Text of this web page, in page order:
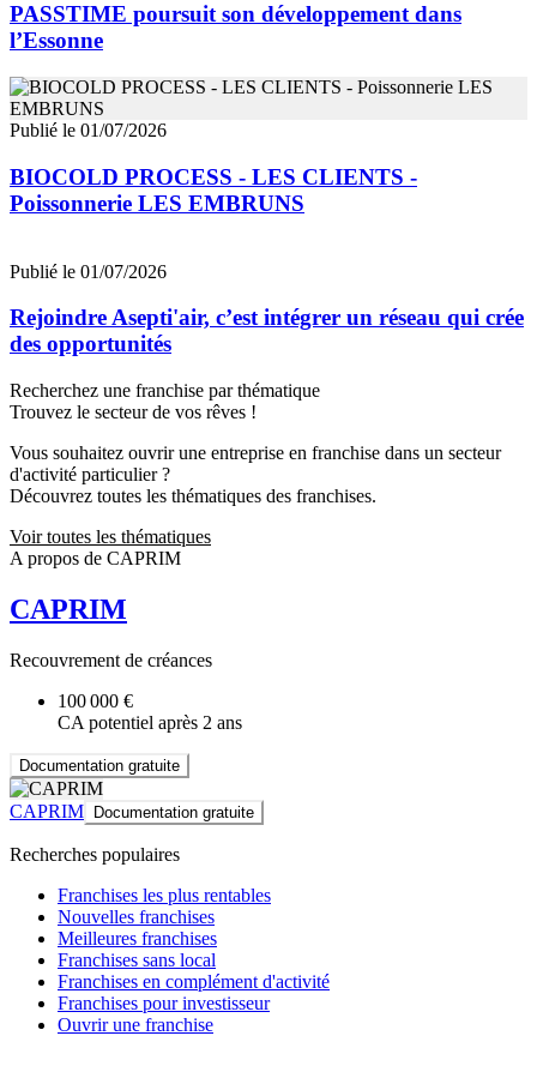
PASSTIME poursuit son développement dans
l’Essonne
Publié le 01/07/2026
BIOCOLD PROCESS - LES CLIENTS -
Poissonnerie LES EMBRUNS
Publié le 01/07/2026
Rejoindre Asepti'air, c’est intégrer un réseau qui crée
des opportunités
Recherchez une franchise par thématique
Trouvez le secteur de vos rêves !
Vous souhaitez ouvrir une entreprise en franchise dans un secteur
d'activité particulier ?
Découvrez toutes les thématiques des franchises.
Voir toutes les thématiques
A propos de CAPRIM
CAPRIM
Recouvrement de créances
100 000 €
CA potentiel après 2 ans
Documentation gratuite
CAPRIM Documentation gratuite
Recherches populaires
Franchises les plus rentables
Nouvelles franchises
Meilleures franchises
Franchises sans local
Franchises en complément d'activité
Franchises pour investisseur
Ouvrir une franchise